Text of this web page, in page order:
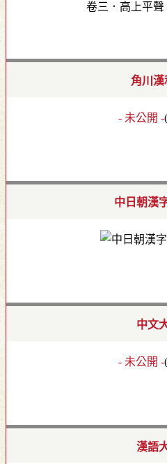
卷三．高上平聲
角川
- 未公開 -(
中日朝漢
中文
- 未公開 -(
漢語